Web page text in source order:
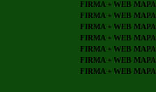
FIRMA + WEB MAPA
FIRMA + WEB MAPA
FIRMA + WEB MAPA
FIRMA + WEB MAPA
FIRMA + WEB MAPA
FIRMA + WEB MAPA
FIRMA + WEB MAPA